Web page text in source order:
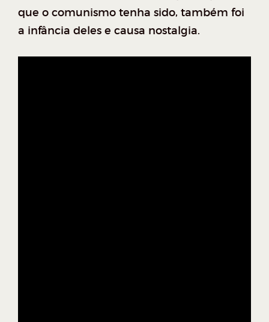
que o comunismo tenha sido, também foi
a infância deles e causa nostalgia.